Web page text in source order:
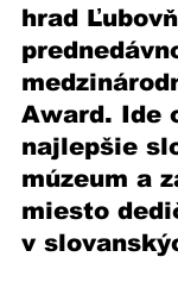
hrad
Award. Ide
najlepšie
múzeum a
miesto
v